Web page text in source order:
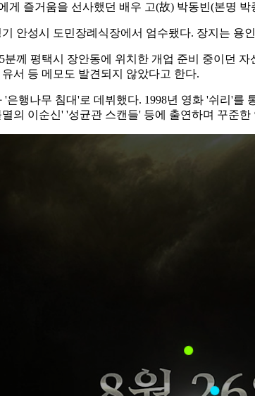
즐거움을 선사했던 배우 고(故) 박동빈(본명 박
안성시 도민장례식장에서 엄수됐다. 장지는 용
께 평택시 장안동에 위치한 개업 준비 중이던
서 등 메모도 발견되지 않았다고 한다.
행나무 침대'로 데뷔했다. 1998년 영화 '쉬리'
의 이순신' '성균관 스캔들' 등에 출연하며 꾸준한